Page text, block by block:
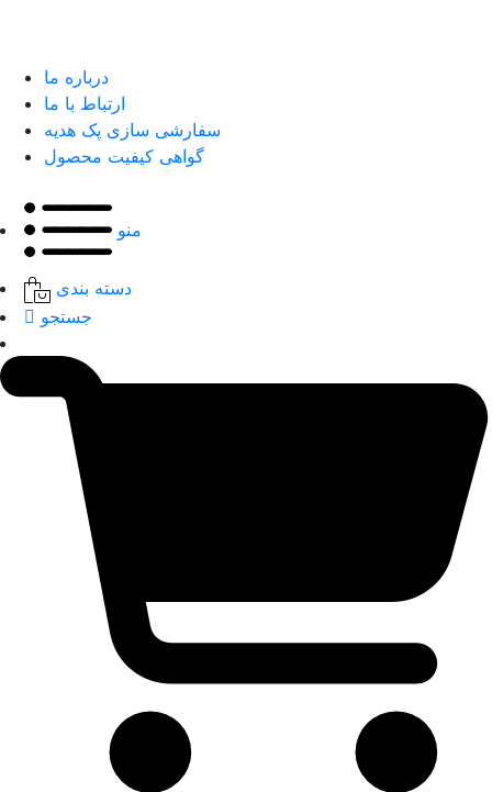
درباره ما
ارتباط با ما
سفارشی سازی پک هدیه
گواهی کیفیت محصول
منو
دسته بندی
جستجو